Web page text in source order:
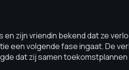
en zijn vriendin bekend dat ze
een volgende fase ingaat. De
dat zij samen